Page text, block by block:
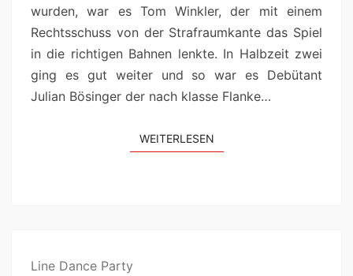
wur­den, war es Tom Win­kler, der mit einem
Rechtss­chuss von der Strafraumkante das Spiel
in die richti­gen Bah­nen lenk­te. In Hal­bzeit zwei
ging es gut weit­er und so war es Debü­tant
Julian Bösinger der nach klasse Flanke…
WEIT­ER­LESEN
Line Dance Party